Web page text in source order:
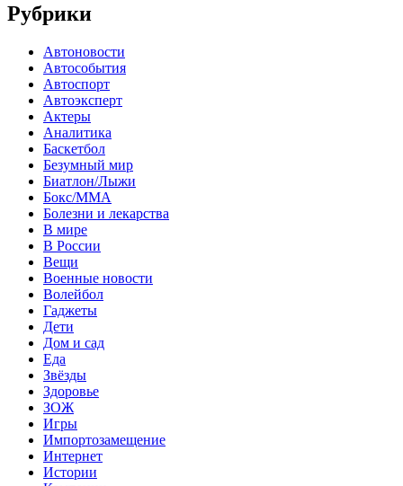
Рубрики
Автоновости
Автособытия
Автоспорт
Автоэксперт
Актеры
Аналитика
Баскетбол
Безумный мир
Биатлон/Лыжи
Бокс/MMA
Болезни и лекарства
В мире
В России
Вещи
Военные новости
Волейбол
Гаджеты
Дети
Дом и сад
Еда
Звёзды
Здоровье
ЗОЖ
Игры
Импортозамещение
Интернет
Истории